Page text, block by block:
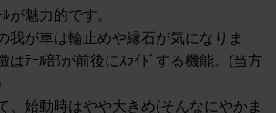
が魅力的です。
我が車は輪止めや縁石が気になりま
はﾃｰﾙ部が前後にｽﾗｲﾄﾞする機能。(当方
、始動時はやや大きめ(そんなにやかま